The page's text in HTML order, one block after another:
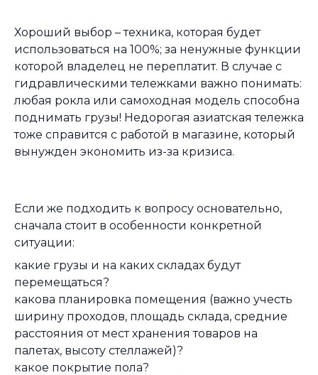
Хороший выбор – техника, которая будет
использоваться на 100%; за ненужные функции
которой владелец не переплатит. В случае с
гидравлическими тележками важно понимать:
любая рокла или самоходная модель способна
поднимать грузы! Недорогая азиатская тележка
тоже справится с работой в магазине, который
вынужден экономить из-за кризиса.
Если же подходить к вопросу основательно,
сначала стоит в особенности конкретной
ситуации:
какие грузы и на каких складах будут
перемещаться?
какова планировка помещения (важно учесть
ширину проходов, площадь склада, средние
расстояния от мест хранения товаров на
палетах, высоту стеллажей)?
какое покрытие пола?